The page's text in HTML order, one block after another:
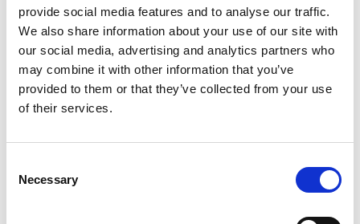
provide social media features and to analyse our traffic.
We also share information about your use of our site with
our social media, advertising and analytics partners who
may combine it with other information that you’ve
provided to them or that they’ve collected from your use
of their services.
Selection
Necessary
W JAKI SPOSÓB MOŻNA ZŁOŻYĆ
REKLAMACJĘ?
Reklamację można złożyć drogą elektroniczną,